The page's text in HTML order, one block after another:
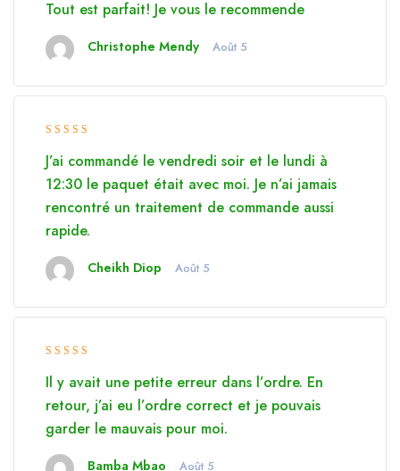
Tout est parfait! Je vous le recommende
Christophe Mendy Août 5
de 5
J’ai commandé le vendredi soir et le lundi à
12:30 le paquet était avec moi. Je n’ai jamais
rencontré un traitement de commande aussi
rapide.
Cheikh Diop Août 5
5
Il y avait une petite erreur dans l’ordre. En
retour, j’ai eu l’ordre correct et je pouvais
garder le mauvais pour moi.
Bamba Mbao Août 5
de 5